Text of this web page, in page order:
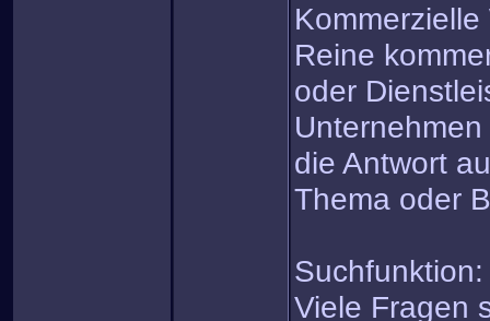
Reine
oder
die Antwort
Thema oder
Suchfunktion:
Viele Fragen